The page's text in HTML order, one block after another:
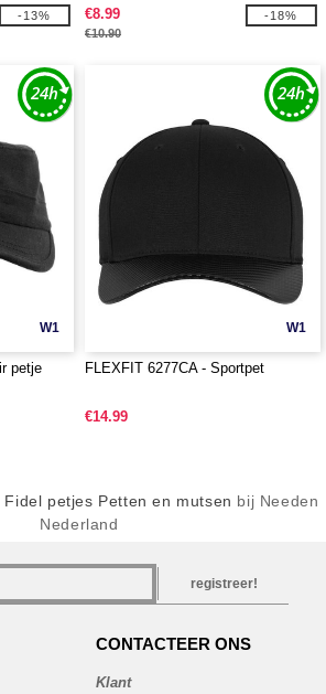
-13%
€8.99
€10.90
-18%
W1
petje
W1
FLEXFIT 6277CA - Sportpet
€14.99
petjes Petten en mutsen bij Needen
Nederland
registreer!
CONTACTEER ONS
Klant